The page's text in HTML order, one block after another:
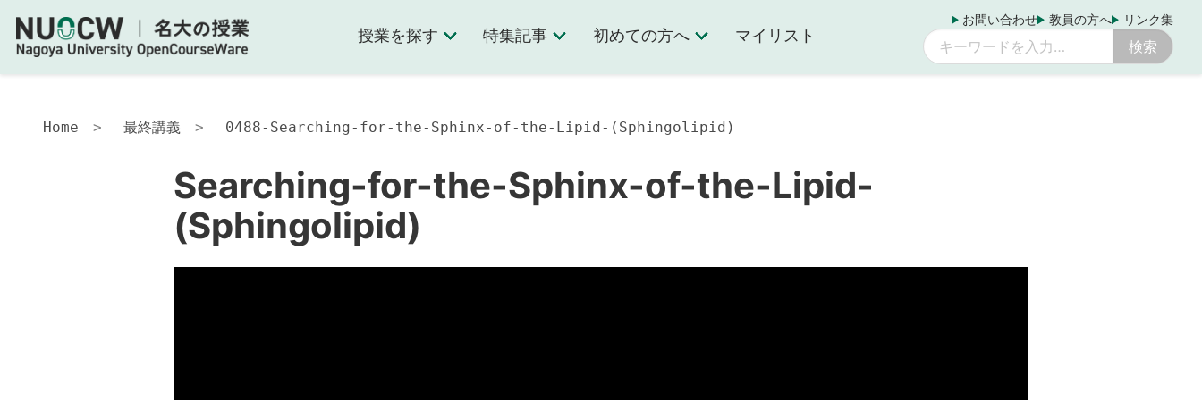
授業を探す 特集記事 初めての方へ マイリスト
お問い合わせ 教員の方へ リンク集
Home 最終講義 0488-Searching-for-the-Sphinx-of-the-Lipid-(Sphingolipid)
Searching-for-the-Sphinx-of-the-Lipid-
(Sphingolipid)